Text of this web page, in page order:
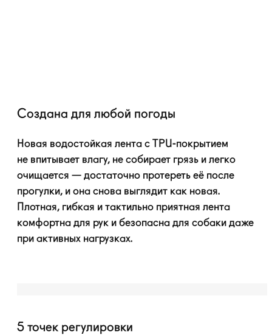
Создана для любой погоды
Новая водостойкая лента с TPU-покрытием
не впитывает влагу, не собирает грязь и легко
очищается — достаточно протереть её после
прогулки, и она снова выглядит как новая.
Плотная, гибкая и тактильно приятная лента
комфортна для рук и безопасна для собаки даже
при активных нагрузках.
5 точек регулировки